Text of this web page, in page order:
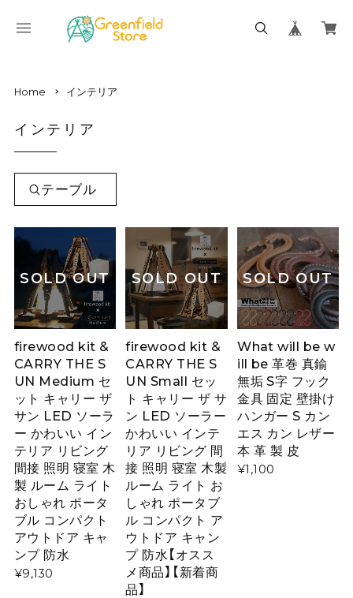
Home インテリア
インテリア
テーブル
SOLD OUT
firewood kit &
CARRY THE S
UN Medium セ
ット キャリー ザ
サン LED ソーラ
ー かわいい イン
テリア リビング
間接 照明 寝室 木
製 ルーム ライト
おしゃれ ポータ
ブル コンパクト
アウトドア キャ
ンプ 防水
¥9,130
SOLD OUT
firewood kit &
CARRY THE S
UN Small セッ
ト キャリー ザ サ
ン LED ソーラー
かわいい インテ
リア リビング 間
接 照明 寝室 木製
ルーム ライト お
しゃれ ポータブ
ル コンパクト ア
ウトドア キャン
プ 防水【オスス
メ商品】【新着商
品】
SOLD OUT
What will be w
ill be 革巻 真鍮
無垢 S字 フック
金具 固定 壁掛け
ハンガー S カン
エス カン レザー
本 革 製 皮
¥1,100